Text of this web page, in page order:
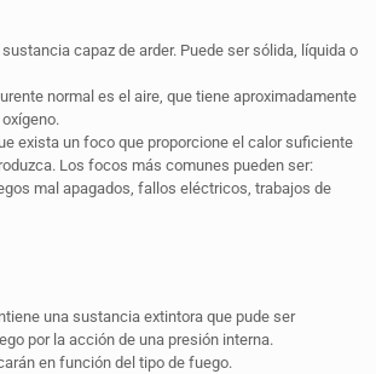
capaz de arder. Puede ser sólida, líquida o
normal es el aire, que tiene aproximadamente
exista un foco que proporcione el calor suficiente
Los focos más comunes pueden ser:
mal apagados, fallos eléctricos, trabajos de
una sustancia extintora que pude ser
por la acción de una presión interna.
en función del tipo de fuego.